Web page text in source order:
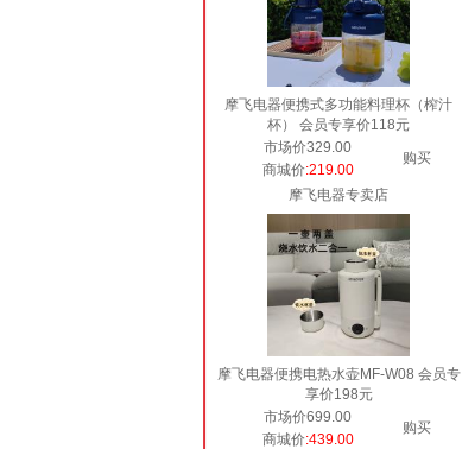
摩飞电器便携式多功能料理杯（榨汁
杯） 会员专享价118元
市场价329.00
购买
商城价:219.00
摩飞电器专卖店
摩飞电器便携电热水壶MF-W08 会员专
享价198元
市场价699.00
购买
商城价:439.00